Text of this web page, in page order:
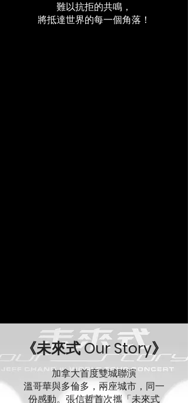
難以抗拒的共鳴，
將抵達世界的每一個角落！
《未來式 Our Story》
加拿大首度雙城聯演
溫哥華與多倫多，兩座城市，同一
份感動。張信哲首次攜「未來式